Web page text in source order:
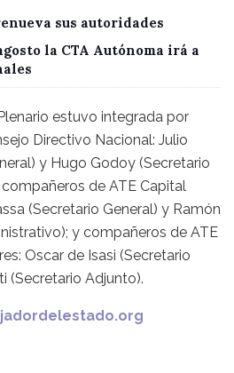
sus autoridades
la CTA Autónoma irá a
estuvo integrada por
Directivo Nacional: Julio
y Hugo Godoy (Secretario
de ATE Capital
(Secretario General) y Ramón
y compañeros de ATE
Oscar de Isasi (Secretario
(Secretario Adjunto).